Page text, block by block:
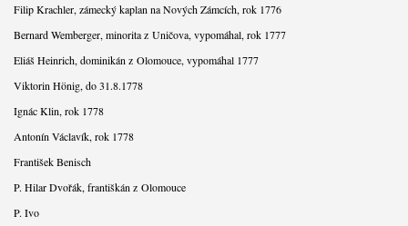
Filip Krachler, zámecký kaplan na Nových Zámcích, rok 1776
Bernard Wemberger, minorita z Uničova, vypomáhal, rok 1777
Eliáš Heinrich, dominikán z Olomouce, vypomáhal 1777
Viktorin Hönig, do 31.8.1778
Ignác Klin, rok 1778
Antonín Václavík, rok 1778
František Benisch
P. Hilar Dvořák, františkán z Olomouce
P. Ivo